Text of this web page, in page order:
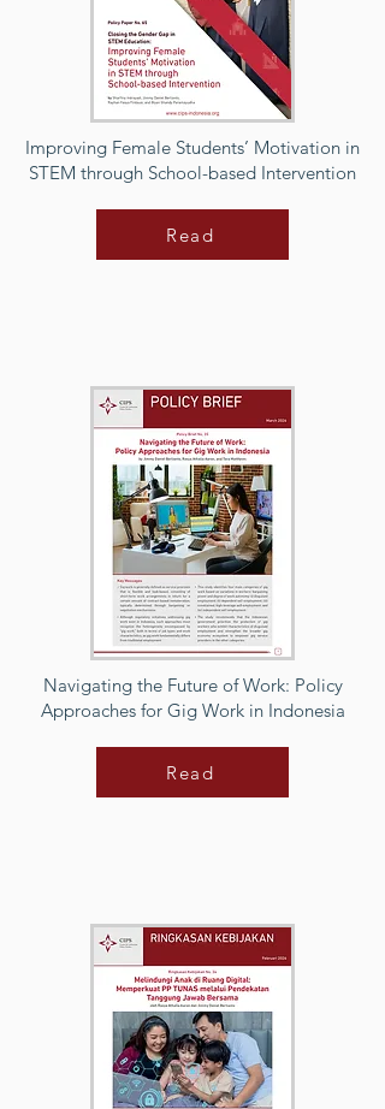
Improving Female Students’ Motivation in
STEM through School-based Intervention
Read
Navigating the Future of Work: Policy
Approaches for Gig Work in Indonesia
Read